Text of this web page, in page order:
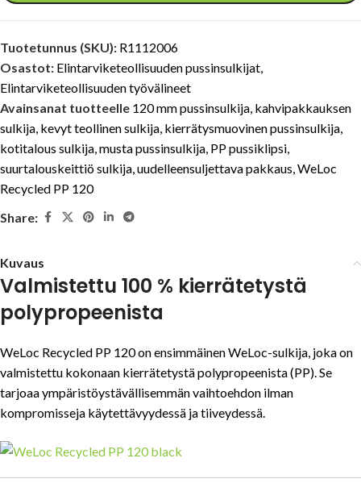
Tuotetunnus (SKU): R1112006
Osastot: Elintarviketeollisuuden pussinsulkijat,
Elintarviketeollisuuden työvälineet
Avainsanat tuotteelle 120 mm pussinsulkija, kahvipakkauksen
sulkija, kevyt teollinen sulkija, kierrätysmuovinen pussinsulkija,
kotitalous sulkija,musta pussinsulkija, PP pussiklipsi,
suurtalouskeittiö sulkija,uudelleensuljettava pakkaus,WeLoc
Recycled PP 120
Share:
Kuvaus
Valmistettu 100 % kierrätetystä
polypropeenista
WeLoc Recycled PP 120 on ensimmäinen WeLoc-sulkija, joka on
valmistettu kokonaan kierrätetystä polypropeenista (PP). Se
tarjoaa ympäristöystävällisemmän vaihtoehdon ilman
kompromisseja käytettävyydessä ja tiiveydessä.